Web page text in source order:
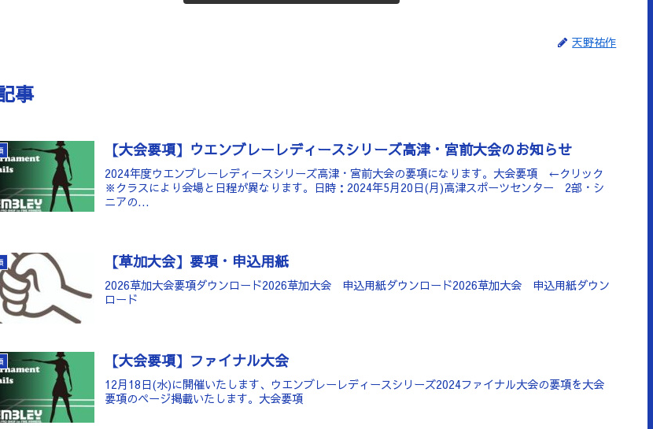
天野祐作
事
【大会要項】ウエンブレーレディースシリーズ高津・宮前大会のお知らせ
2024年度ウエンブレーレディースシリーズ高津・宮前大会の要項になります。大会要項 ←クリック
※クラスにより会場と日程が異なります。日時：2024年5月20日(月)高津スポーツセンター 2部・シ
ニアの...
【草加大会】要項・申込用紙
2026草加大会要項ダウンロード2026草加大会 申込用紙ダウンロード2026草加大会 申込用紙ダウン
ロード
【大会要項】ファイナル大会
12月18日(水)に開催いたします、ウエンブレーレディースシリーズ2024ファイナル大会の要項を大会
要項のページ掲載いたします。大会要項